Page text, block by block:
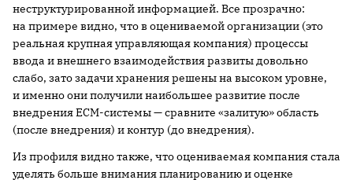
неструктурированной информацией. Все прозрачно:
на примере видно, что в оцениваемой организации (это
реальная крупная управляющая компания) процессы
ввода и внешнего взаимодействия развиты довольно
слабо, зато задачи хранения решены на высоком уровне,
и именно они получили наибольшее развитие после
внедрения ECM-системы — сравните «залитую» область
(после внедрения) и контур (до внедрения).
Из профиля видно также, что оцениваемая компания стала
уделять больше внимания планированию и оценке